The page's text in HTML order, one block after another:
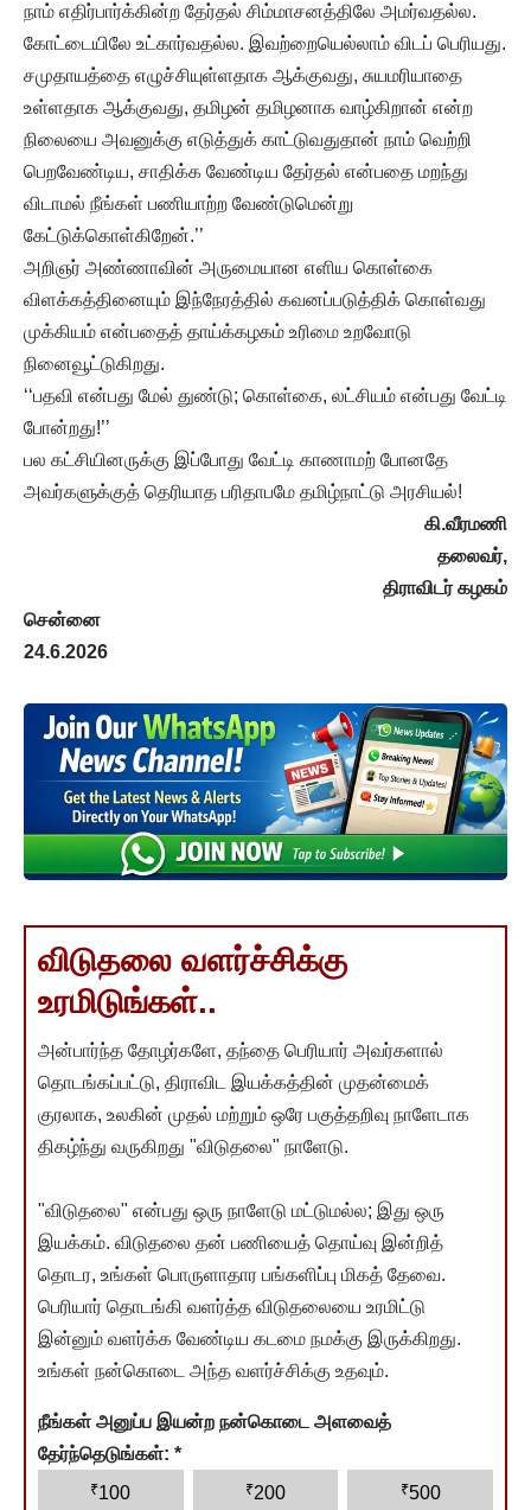
நாம் எதிர்பார்க்கின்ற தேர்தல் சிம்மாசனத்திலே அமர்வதல்ல.
கோட்டையிலே உட்கார்வதல்ல. இவற்றையெல்லாம் விடப் பெரியது.
சமுதாயத்தை எழுச்சியுள்ளதாக ஆக்குவது, சுயமரியாதை
உள்ளதாக ஆக்குவது, தமிழன் தமிழனாக வாழ்கிறான் என்ற
நிலையை அவனுக்கு எடுத்துக் காட்டுவதுதான் நாம் வெற்றி
பெறவேண்டிய, சாதிக்க வேண்டிய தேர்தல் என்பதை மறந்து
விடாமல் நீங்கள் பணியாற்ற வேண்டுமென்று
கேட்டுக்கொள்கிறேன்.’’
அறிஞர் அண்ணாவின் அருமையான எளிய கொள்கை
விளக்கத்தினையும் இந்நேரத்தில் கவனப்படுத்திக் கொள்வது
முக்கியம் என்பதைத் தாய்க்கழகம் உரிமை உறவோடு
நினைவூட்டுகிறது.
‘‘பதவி என்பது மேல் துண்டு; கொள்கை, லட்சியம் என்பது வேட்டி
போன்றது!’’
பல கட்சியினருக்கு இப்போது வேட்டி காணாமற் போனதே
அவர்களுக்குத் தெரியாத பரிதாபமே தமிழ்நாட்டு அரசியல்!
கி.வீரமணி
தலைவர்,
திராவிடர் கழகம்
சென்னை
24.6.2026
விடுதலை வளர்ச்சிக்கு
உரமிடுங்கள்..
அன்பார்ந்த தோழர்களே, தந்தை பெரியார் அவர்களால்
தொடங்கப்பட்டு, திராவிட இயக்கத்தின் முதன்மைக்
குரலாக, உலகின் முதல் மற்றும் ஒரே பகுத்தறிவு நாளேடாக
திகழ்ந்து வருகிறது "விடுதலை" நாளேடு.
"விடுதலை" என்பது ஒரு நாளேடு மட்டுமல்ல; இது ஒரு
இயக்கம். விடுதலை தன் பணியைத் தொய்வு இன்றித்
தொடர, உங்கள் பொருளாதார பங்களிப்பு மிகத் தேவை.
பெரியார் தொடங்கி வளர்த்த விடுதலையை உரமிட்டு
இன்னும் வளர்க்க வேண்டிய கடமை நமக்கு இருக்கிறது.
உங்கள் நன்கொடை அந்த வளர்ச்சிக்கு உதவும்.
நீங்கள் அனுப்ப இயன்ற நன்கொடை அளவைத்
தேர்ந்தெடுங்கள்: *
₹100 ₹200 ₹500